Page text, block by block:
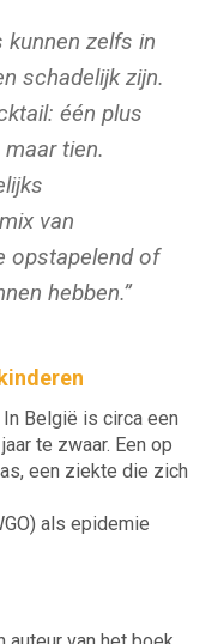
zelfs in
schadelijk zijn.
één plus
tien.
van
opstapelend of
hebben.”
België is circa een
te zwaar. Een op
een ziekte die zich
als epidemie